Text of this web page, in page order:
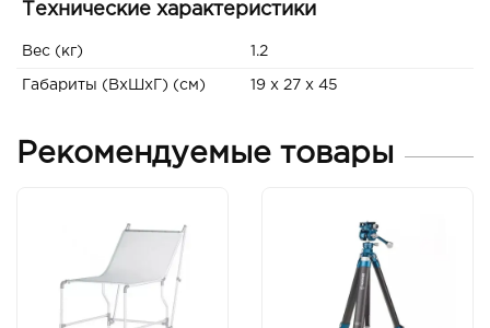
Технические характеристики
Вес (кг) 1.2
Габариты (ВxШxГ) (см) 19 x 27 x 45
Рекомендуемые товары